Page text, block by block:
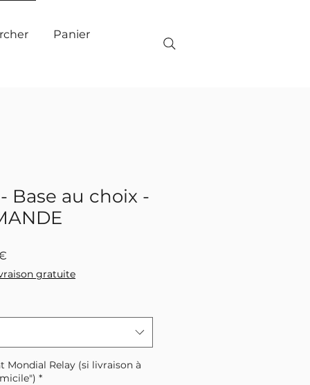
Panier
Base au choix -
promotionnel
gratuite
Mondial Relay (si livraison à
*